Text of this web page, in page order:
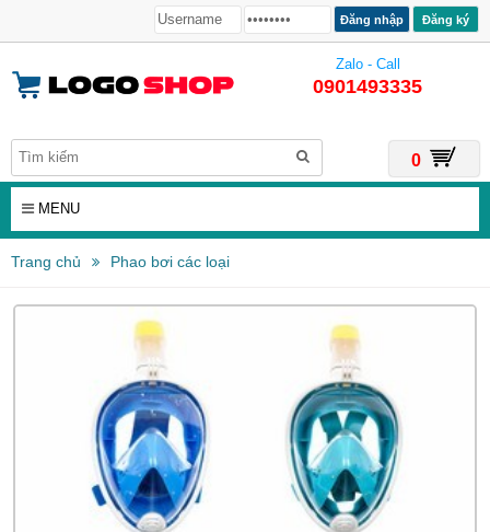
Đăng ký
Zalo - Call
0901493335
0
MENU
Trang chủ Phao bơi các loại